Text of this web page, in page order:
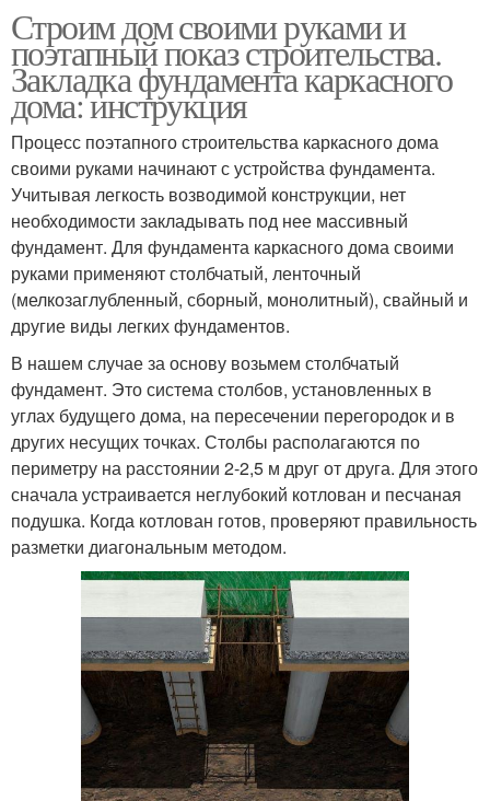
Строим дом своими руками и
поэтапный показ строительства.
Закладка фундамента каркасного
дома: инструкция
Процесс поэтапного строительства каркасного дома
своими руками начинают с устройства фундамента.
Учитывая легкость возводимой конструкции, нет
необходимости закладывать под нее массивный
фундамент. Для фундамента каркасного дома своими
руками применяют столбчатый, ленточный
(мелкозаглубленный, сборный, монолитный), свайный и
другие виды легких фундаментов.
В нашем случае за основу возьмем столбчатый
фундамент. Это система столбов, установленных в
углах будущего дома, на пересечении перегородок и в
других несущих точках. Столбы располагаются по
периметру на расстоянии 2-2,5 м друг от друга. Для этого
сначала устраивается неглубокий котлован и песчаная
подушка. Когда котлован готов, проверяют правильность
разметки диагональным методом.